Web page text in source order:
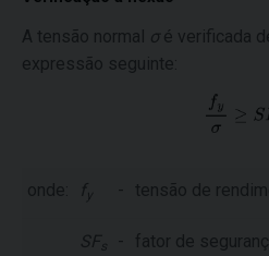
A tensão normal σ é verificada
expressão seguinte:
onde: fy - tensão de
SF s - fator de